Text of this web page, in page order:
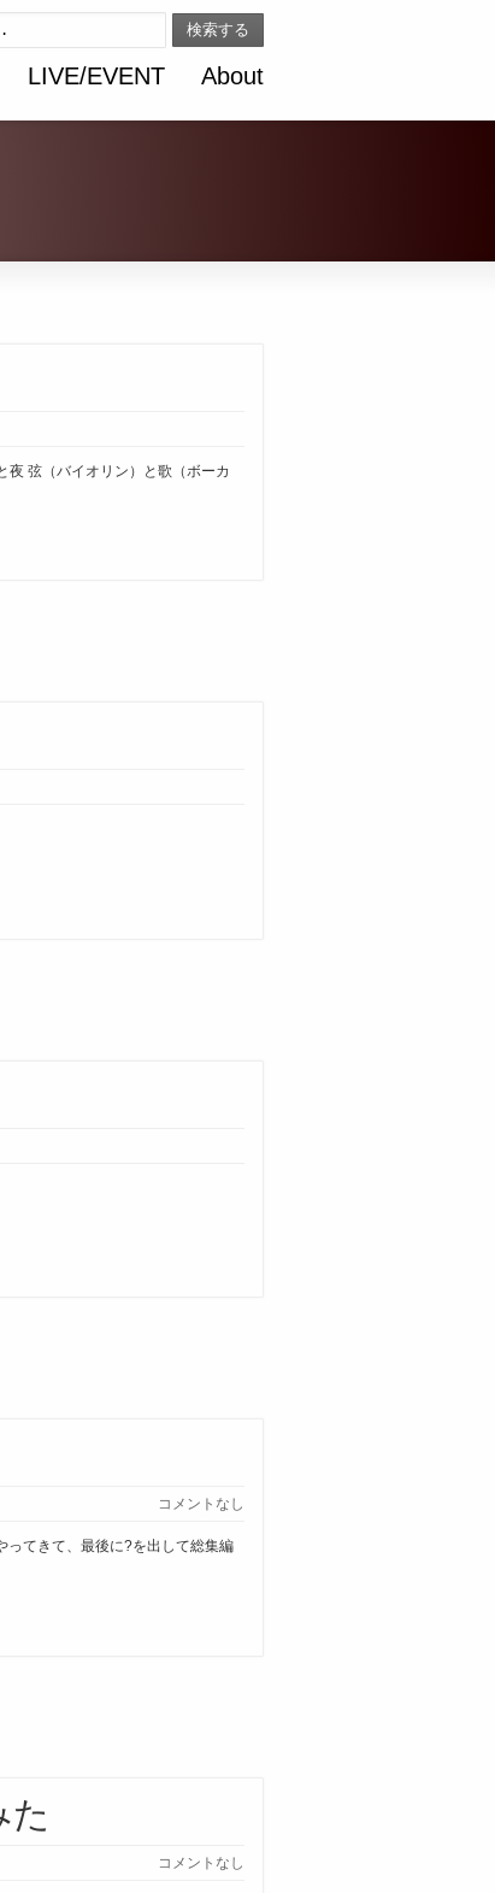
検索する
LIVE/EVENT About
弦（バイオリン）と歌（ボーカ
コメントなし
ってきて、最後に?を出して総集編
た
コメントなし